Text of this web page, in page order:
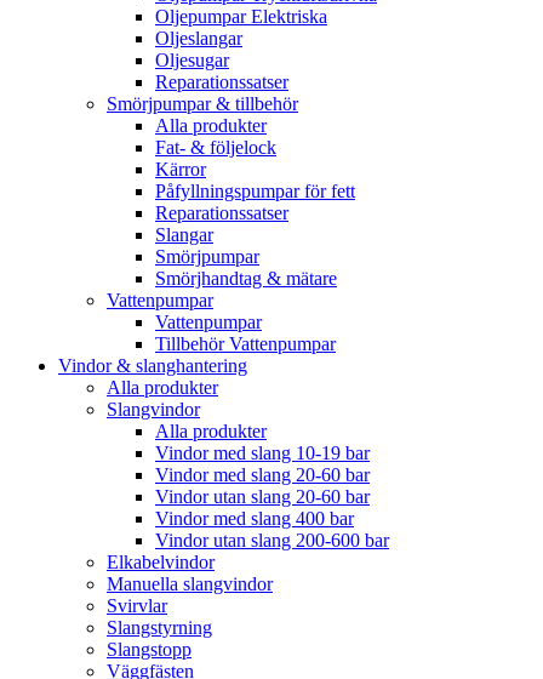
Oljepumpar Elektriska
Oljeslangar
Oljesugar
Reparationssatser
Smörjpumpar & tillbehör
Alla produkter
Fat- & följelock
Kärror
Påfyllningspumpar för fett
Reparationssatser
Slangar
Smörjpumpar
Smörjhandtag & mätare
Vattenpumpar
Vattenpumpar
Tillbehör Vattenpumpar
Vindor & slanghantering
Alla produkter
Slangvindor
Alla produkter
Vindor med slang 10-19 bar
Vindor med slang 20-60 bar
Vindor utan slang 20-60 bar
Vindor med slang 400 bar
Vindor utan slang 200-600 bar
Elkabelvindor
Manuella slangvindor
Svirvlar
Slangstyrning
Slangstopp
Väggfästen